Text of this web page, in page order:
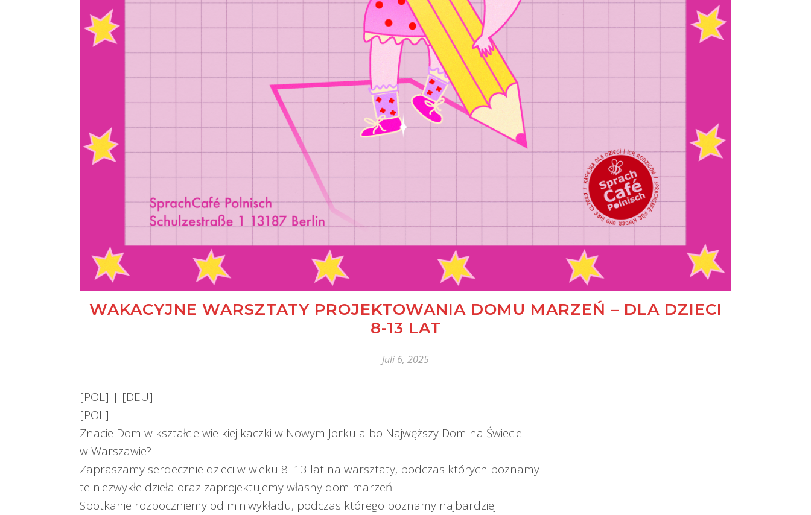
WAKACYJNE WARSZTATY PROJEKTOWANIA DOMU MARZEŃ – DLA DZIECI
8-13 LAT
Juli 6, 2025
[POL] | [DEU]
[POL]
Znacie Dom w kształcie wielkiej kaczki w Nowym Jorku albo Najwęższy Dom na Świecie
w Warszawie?
Zapraszamy serdecznie dzieci w wieku 8–13 lat na warsztaty, podczas których poznamy
te niezwykłe dzieła oraz zaprojektujemy własny dom marzeń!
Spotkanie rozpoczniemy od miniwykładu, podczas którego poznamy najbardziej